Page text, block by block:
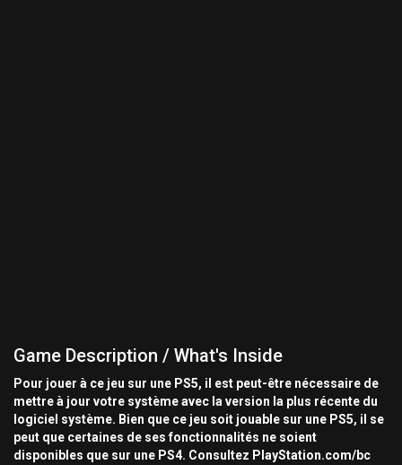
Game Description / What's Inside
Pour jouer à ce jeu sur une PS5, il est peut-être nécessaire de
mettre à jour votre système avec la version la plus récente du
logiciel système. Bien que ce jeu soit jouable sur une PS5, il se
peut que certaines de ses fonctionnalités ne soient
disponibles que sur une PS4. Consultez PlayStation.com/bc